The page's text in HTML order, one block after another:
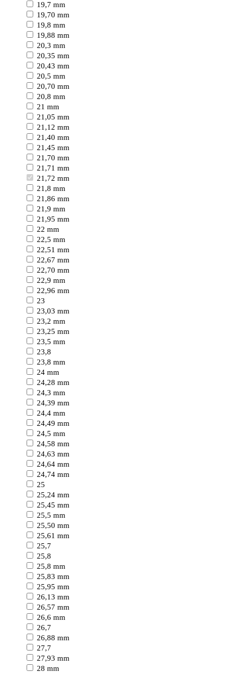
19,7 mm
19,70 mm
19,8 mm
19,88 mm
20,3 mm
20,35 mm
20,43 mm
20,5 mm
20,70 mm
20,8 mm
21 mm
21,05 mm
21,12 mm
21,40 mm
21,45 mm
21,70 mm
21,71 mm
21,72 mm
21,8 mm
21,86 mm
21,9 mm
21,95 mm
22 mm
22,5 mm
22,51 mm
22,67 mm
22,70 mm
22,9 mm
22,96 mm
23
23,03 mm
23,2 mm
23,25 mm
23,5 mm
23,8
23,8 mm
24 mm
24,28 mm
24,3 mm
24,39 mm
24,4 mm
24,49 mm
24,5 mm
24,58 mm
24,63 mm
24,64 mm
24,74 mm
25
25,24 mm
25,45 mm
25,5 mm
25,50 mm
25,61 mm
25,7
25,8
25,8 mm
25,83 mm
25,95 mm
26,13 mm
26,57 mm
26,6 mm
26,7
26,88 mm
27,7
27,93 mm
28 mm